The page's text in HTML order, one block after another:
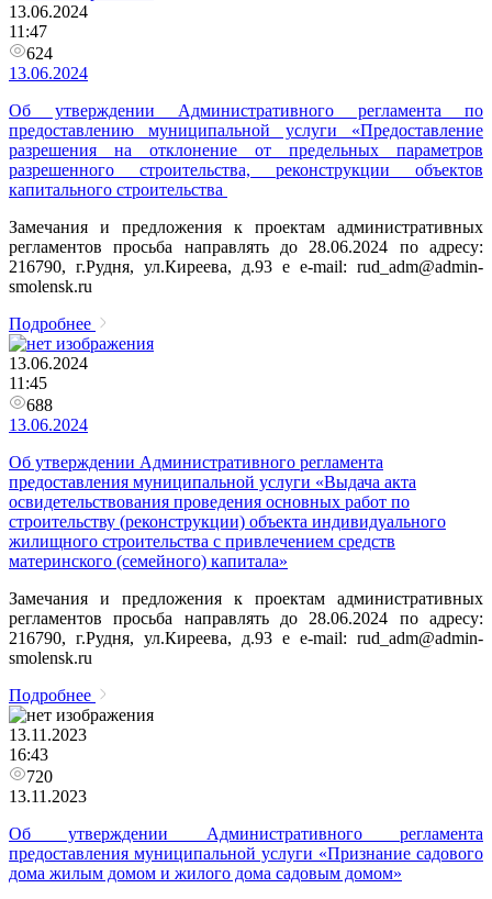
13.06.2024
11:47
624
13.06.2024
Об утверждении Административного регламента по
предоставлению муниципальной услуги «Предоставление
разрешения на отклонение от предельных параметров
разрешенного строительства, реконструкции объектов
капитального строительства
Замечания и предложения к проектам административных
регламентов просьба направлять до 28.06.2024 по адресу:
216790, г.Рудня, ул.Киреева, д.93 e e-mail: rud_adm@admin-
smolensk.ru
Подробнее
13.06.2024
11:45
688
13.06.2024
Об утверждении Административного регламента
предоставления муниципальной услуги «Выдача акта
освидетельствования проведения основных работ по
строительству (реконструкции) объекта индивидуального
жилищного строительства с привлечением средств
материнского (семейного) капитала»
Замечания и предложения к проектам административных
регламентов просьба направлять до 28.06.2024 по адресу:
216790, г.Рудня, ул.Киреева, д.93 e e-mail: rud_adm@admin-
smolensk.ru
Подробнее
13.11.2023
16:43
720
13.11.2023
Об утверждении Административного регламента
предоставления муниципальной услуги «Признание садового
дома жилым домом и жилого дома садовым домом»